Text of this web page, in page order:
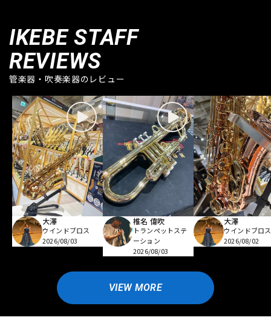
IKEBE STAFF
REVIEWS
管楽器・吹奏楽器のレビュー
大澤
ウインドブロス
2026/08/03
椎名 偉吹
トランペットステ
ーション
2026/08/03
大澤
ウインドブロス
2026/08/02
VIEW MORE